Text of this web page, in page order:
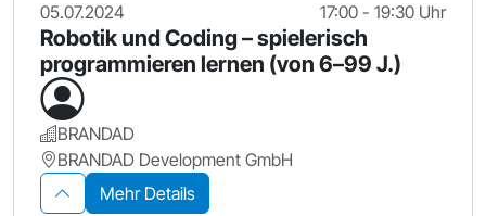
05.07.2024 17:00 - 19:30 Uhr
Robotik und Coding – spielerisch
programmieren lernen (von 6–99 J.)
BRANDAD
BRANDAD Development GmbH
Mehr Details